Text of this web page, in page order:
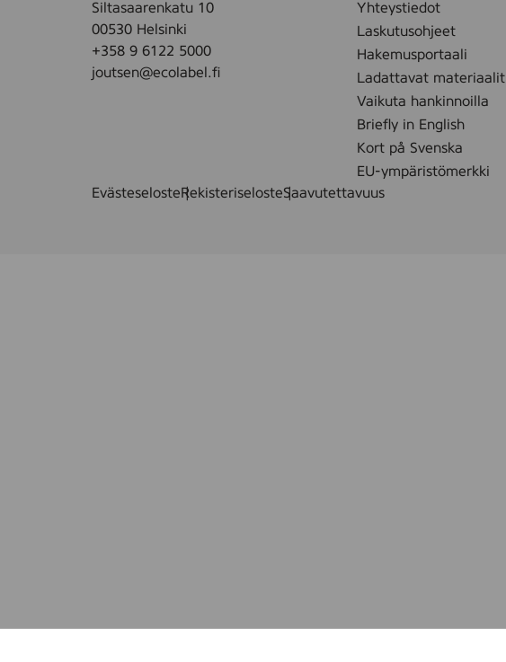
Siltasaarenkatu 10
00530 Helsinki
+358 9 6122 5000
joutsen@ecolabel.fi
Yhteystiedot
Laskutusohjeet
Hakemusportaali
Ladattavat materiaalit
Vaikuta hankinnoilla
Briefly in English
Kort på Svenska
EU-ympäristömerkki
EvästeselosteRekisteriselosteSaavutettavuus